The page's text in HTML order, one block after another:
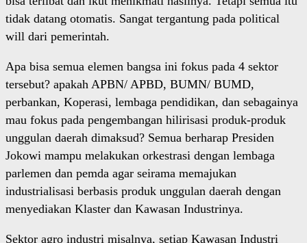
tidak datang otomatis. Sangat tergantung pada political
will dari pemerintah.
Apa bisa semua elemen bangsa ini fokus pada 4 sektor
tersebut? apakah APBN/ APBD, BUMN/ BUMD,
perbankan, Koperasi, lembaga pendidikan, dan sebagainya
mau fokus pada pengembangan hilirisasi produk-produk
unggulan daerah dimaksud? Semua berharap Presiden
Jokowi mampu melakukan orkestrasi dengan lembaga
parlemen dan pemda agar seirama memajukan
industrialisasi berbasis produk unggulan daerah dengan
menyediakan Klaster dan Kawasan Industrinya.
Sektor agro industri misalnya, setiap Kawasan Industri